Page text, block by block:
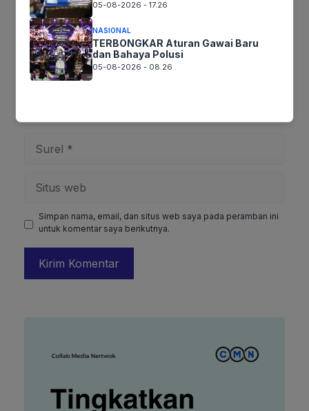
web
Simpan nama, email, dan situs web saya pada peramban ini
untuk komentar saya berikutnya.
05-08-2026 - 17.26
NASIONAL
TERBONGKAR Aturan Gawai Baru
dan Bahaya Polusi
05-08-2026 - 08.26